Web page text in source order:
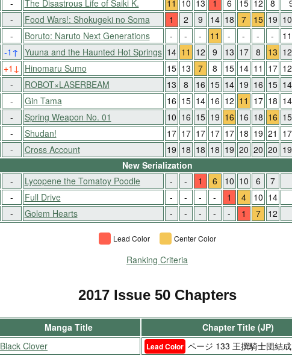
- The Disastrous Life of Saiki K. 11 10 13 1 6 15 12 8
- Food Wars!: Shokugeki no Soma 1 2 9 14 18 7 15 19
- Boruto: Naruto Next Generations - - - 11 - - - -
-1 ↑ Yuuna and the Haunted Hot Springs 14 11 12 9 13 17 8 13
+1 ↓ Hinomaru Sumo 15 13 7 8 15 14 11 17
- ROBOT×LASERBEAM 13 8 16 15 14 19 16 15
- Gin Tama 16 15 14 16 12 11 17 18
- Spring Weapon No. 01 10 16 15 19 16 16 18 16
- Shudan! 17 17 17 17 17 18 19 21
- Cross Account 19 18 18 18 19 20 20 20
New Serialization
- Lycopene the Tomatoy Poodle - - 1 6 10 10 6
7
- Full Drive - - - - 1 4 10 14
- Golem Hearts - - - - - 1 7 12
Lead Color Center Color
Ranking Criteria
2017 Issue 50 Chapters
Manga Title
Chapter Title (JP)
Black Clover Lead Color ページ 133 王撰騎士団結成